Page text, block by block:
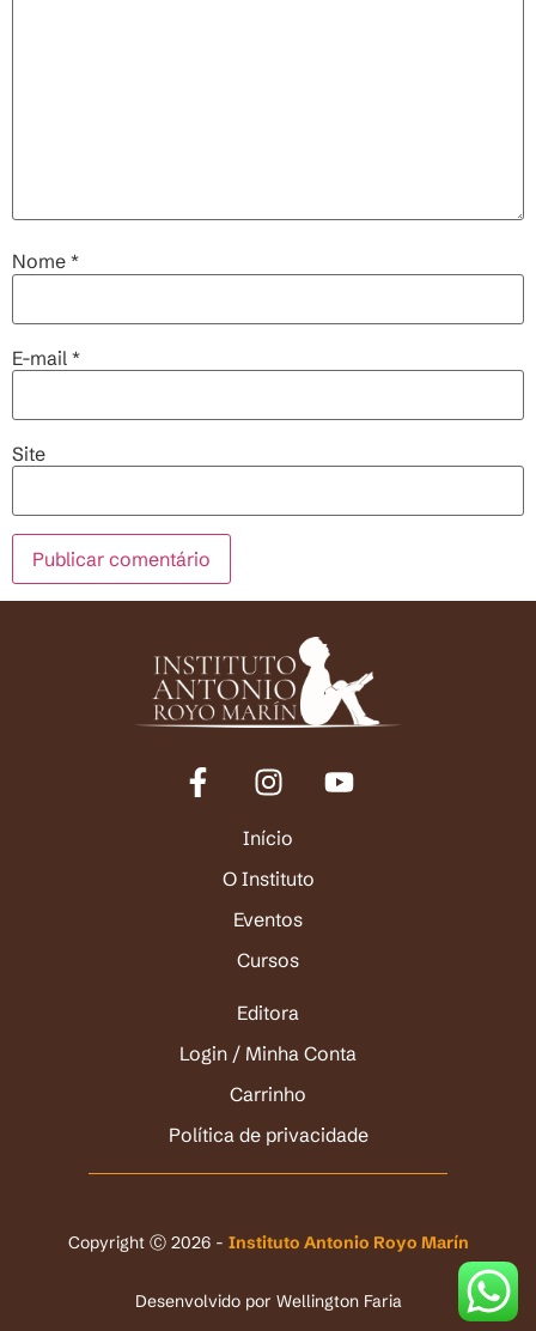
Nome *
E-mail *
Site
Início
O Instituto
Eventos
Cursos
Editora
Login / Minha Conta
Carrinho
Política de privacidade
Copyright Ⓒ 2026 - Instituto Antonio Royo Marín
Desenvolvido por Wellington Faria